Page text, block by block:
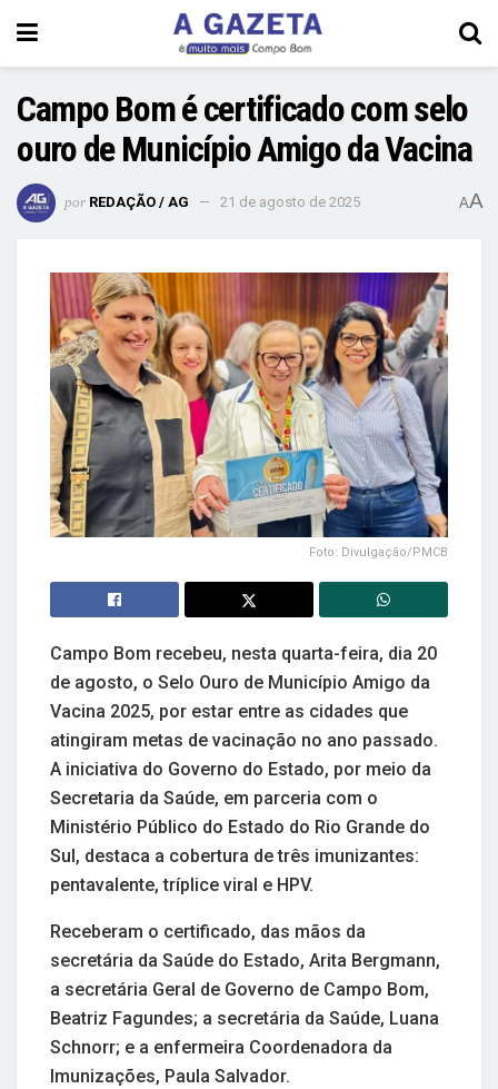
Campo Bom é certificado com selo
ouro de Município Amigo da Vacina
por REDAÇÃO / AG 21 de agosto de 2025 AA
Foto: Divulgação/PMCB
Campo Bom recebeu, nesta quarta-feira, dia 20
de agosto, o Selo Ouro de Município Amigo da
Vacina 2025, por estar entre as cidades que
atingiram metas de vacinação no ano passado.
A iniciativa do Governo do Estado, por meio da
Secretaria da Saúde, em parceria com o
Ministério Público do Estado do Rio Grande do
Sul, destaca a cobertura de três imunizantes:
pentavalente, tríplice viral e HPV.
Receberam o certificado, das mãos da
secretária da Saúde do Estado, Arita Bergmann,
a secretária Geral de Governo de Campo Bom,
Beatriz Fagundes; a secretária da Saúde, Luana
Schnorr; e a enfermeira Coordenadora da
Imunizações, Paula Salvador.